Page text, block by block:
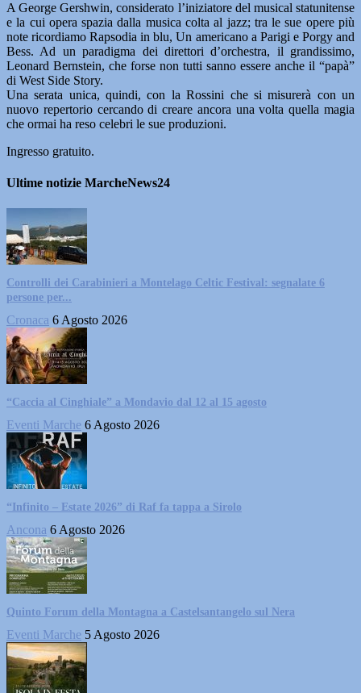
A George Gershwin, considerato l’iniziatore del musical statunitense
e la cui opera spazia dalla musica colta al jazz; tra le sue opere più
note ricordiamo Rapsodia in blu, Un americano a Parigi e Porgy and
Bess. Ad un paradigma dei direttori d’orchestra, il grandissimo,
Leonard Bernstein, che forse non tutti sanno essere anche il “papà”
di West Side Story.
Una serata unica, quindi, con la Rossini che si misurerà con un
nuovo repertorio cercando di creare ancora una volta quella magia
che ormai ha reso celebri le sue produzioni.
Ingresso gratuito.
Ultime notizie MarcheNews24
Controlli dei Carabinieri a Montelago Celtic Festival: segnalate 6
persone per...
Cronaca 6 Agosto 2026
“Caccia al Cinghiale” a Mondavio dal 12 al 15 agosto
Eventi Marche 6 Agosto 2026
“Infinito – Estate 2026” di Raf fa tappa a Sirolo
Ancona 6 Agosto 2026
Quinto Forum della Montagna a Castelsantangelo sul Nera
Eventi Marche 5 Agosto 2026